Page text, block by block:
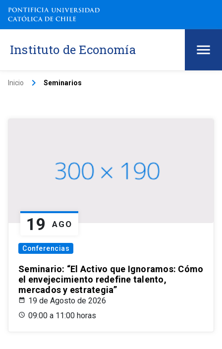
Instituto de Economía
Inicio keyboard_arrow_right Seminarios
19 AGO
Conferencias
Seminario: “El Activo que Ignoramos: Cómo
el envejecimiento redefine talento,
mercados y estrategia”
19 de Agosto de 2026
09:00 a 11:00 horas